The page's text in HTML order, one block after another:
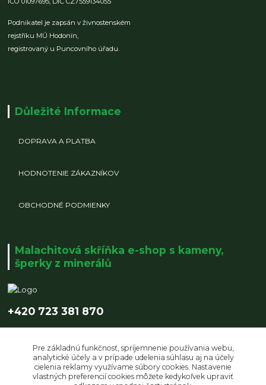
Podnikatel je zapsán v živnostenském
rejstříku MÚ Hodonín,
registrovaný u Puncovního úřadu.
Důležité Informace
DOPRAVA A PLATBA
HODNOTENIE ZÁKAZNÍKOV
OBCHODNÉ PODMIENKY
Malachitová skříňka e-shop s kameny,
šperky z minerálů
+420 723 381 870
Pre základnú funkčnosť, spríjemnenie používania webu,
analytické účely a v prípade udelenia súhlasu aj na účely
cielenia reklamy využívame súbory cookies. Nastavenie
vlastných preferencií cookies môžete kedykoľvek upraviť